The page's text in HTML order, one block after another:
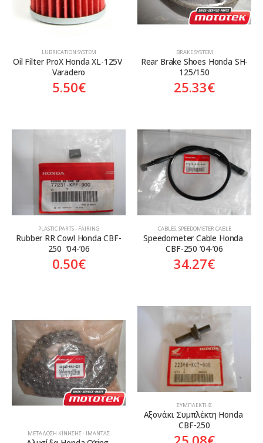
LUBRICATION SYSTEM
Oil Filter ProX Honda XL-125V
Varadero
5.50€
BRAKE SYSTEM
Rear Brake Shoes Honda SH-
125/150
25.33€
PLASTIC PARTS - FAIRING
Rubber RR Cowl Honda CBF-
250  ’04-’06
0.50€
CABLES, SPEEDOMETER CABLE
Speedometer Cable Honda
CBF-250 ’04-’06
34.27€
ΜΕΤΆΔΟΣΗ ΚΊΝΗΣΗΣ - ΙΜΆΝΤΑΣ
ΣΥΜΠΛΈΚΤΗΣ
Αξονάκι Συμπλέκτη Honda
CBF-250